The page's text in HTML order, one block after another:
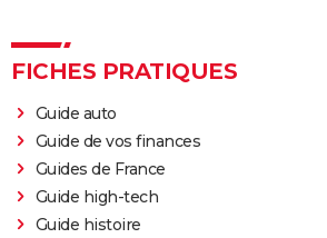
FICHES PRATIQUES
Guide auto
Guide de vos finances
Guides de France
Guide high-tech
Guide histoire